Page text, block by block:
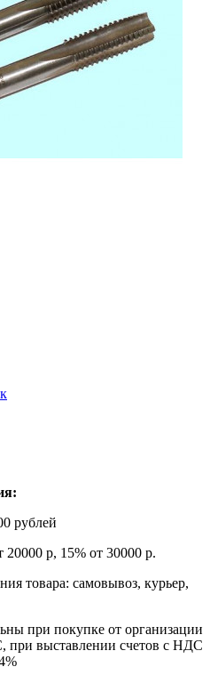
рублей
р, 15% от 30000 р.
товара: самовывоз, курьер,
при покупке от организации
выставлении счетов с НДС